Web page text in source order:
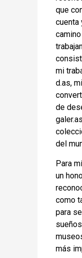
que
cuenta
mi
d.as,
de
del
Para
un
como
para
más